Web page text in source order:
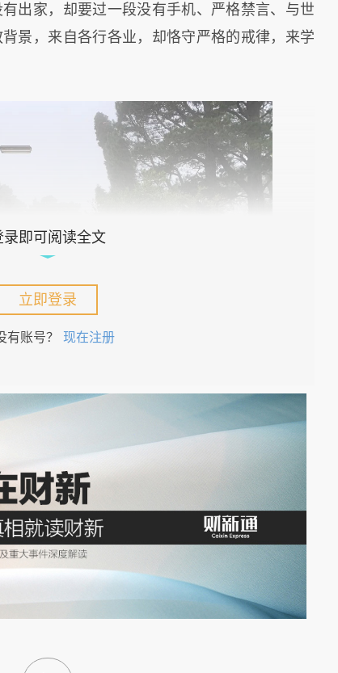
出家，却要过一段没有手机、严格禁言、与世
景，来自各行各业，却恪守严格的戒律，来学
穹隆般寂静。没有佛像、不见香烛，前方只有
，女士居右，所有人次第拉开距离，佛一般寂
念念起起伏伏，拖着长长的尾音，如古老祝福
录即可阅读全文
立即登录
有账号？ 现在注册